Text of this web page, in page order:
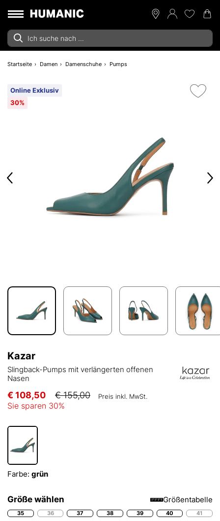
Startseite Damen Damenschuhe Pumps
Online Exklusiv
30%
Kazar
Slingback-Pumps mit verlängerten offenen
Nasen
€ 108,50 € 155,00 Preis inkl. MwSt.
Sie sparen 30%
Farbe: grün
Größe wählen Größentabelle
35 36 37 38 39 40 41